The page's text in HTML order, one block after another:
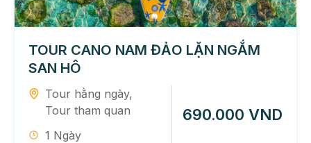
TOUR CANO NAM ĐẢO LẶN NGẮM
SAN HÔ
Tour hằng ngày,
Tour tham quan
1 Ngày
690.000 VND